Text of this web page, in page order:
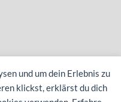
und um dein Erlebnis zu
klickst, erklärst du dich